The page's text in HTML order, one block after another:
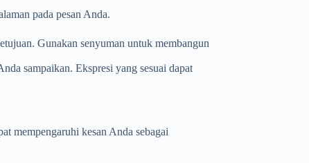
pada pesan Anda.
Gunakan senyuman untuk membangun
sampaikan. Ekspresi yang sesuai dapat
mempengaruhi kesan Anda sebagai